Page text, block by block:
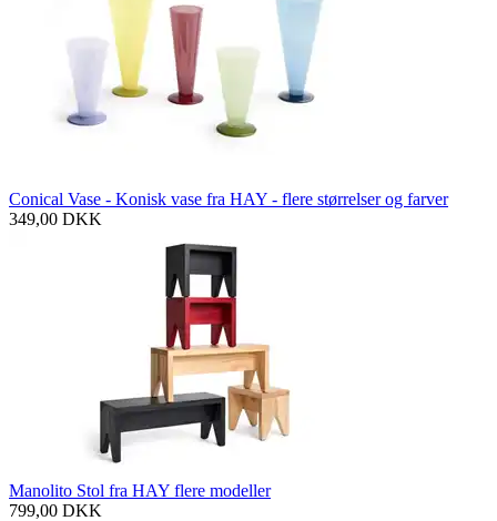
Conical Vase - Konisk vase fra HAY - flere størrelser og farver
349,00 DKK
Manolito Stol fra HAY flere modeller
799,00 DKK